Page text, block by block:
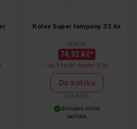
Kotex Super tampony 32 ks
99,90 Kč
74,92 Kč*
*za 1 ks při koupi 2 ks
Do košíku
2,34 Kč/ ks
dostupné online
načítám